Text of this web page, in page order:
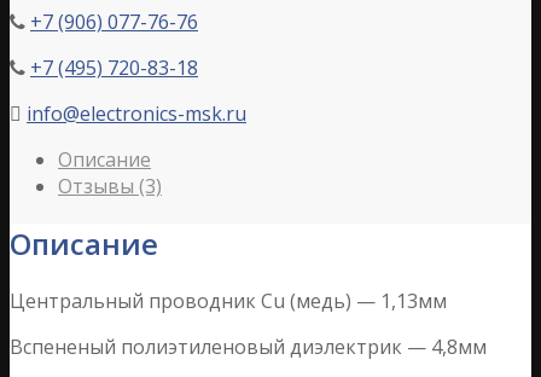
 +7 (906) 077-76-76
 +7 (495) 720-83-18
 info@electronics-msk.ru
Описание
Отзывы (3)
Описание
Центральный проводник Сu (медь) — 1,13мм
Вспененый полиэтиленовый диэлектрик — 4,8мм